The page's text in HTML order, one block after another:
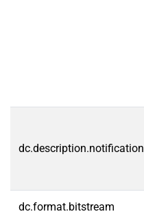
dc.description.notification
dc.format.bitstream